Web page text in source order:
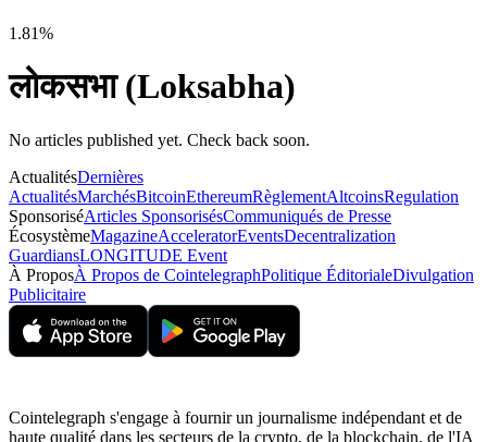
1.81%
लोकसभा (Loksabha)
No articles published yet. Check back soon.
ActualitésDernières
ActualitésMarchésBitcoinEthereumRèglementAltcoinsRegulation
SponsoriséArticles SponsorisésCommuniqués de Presse
ÉcosystèmeMagazineAcceleratorEventsDecentralization
GuardiansLONGITUDE Event
À ProposÀ Propos de CointelegraphPolitique ÉditorialeDivulgation
Publicitaire
Cointelegraph s'engage à fournir un journalisme indépendant et de
haute qualité dans les secteurs de la crypto, de la blockchain, de l'IA